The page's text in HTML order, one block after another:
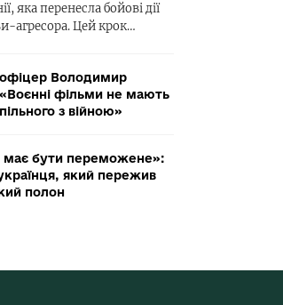
яка перенесла бойові дії
агресора. Цей крок…
офіцер Володимир
фільми не мають
з війною»
має бути переможене»:
українця, який пережив
полон